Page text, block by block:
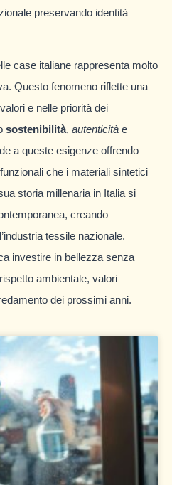
preservando identità
case italiane rappresenta molto
Questo fenomeno riflette una
e nelle priorità dei
sostenibilità, autenticità e
a queste esigenze offrendo
che i materiali sintetici
storia millenaria in Italia si
creando
tessile nazionale.
investire in bellezza senza
ambientale, valori
dei prossimi anni.